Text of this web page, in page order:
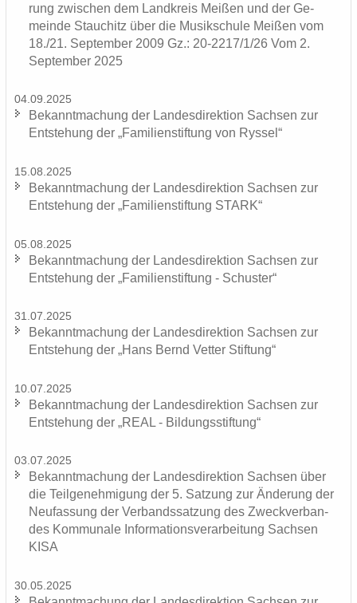
rung zwi­schen dem Land­kreis Mei­ßen und der Ge­
mein­de Stau­chitz über die Mu­sik­schu­le Mei­ßen vom
18./21. Sep­tem­ber 2009 Gz.: 20-2217/1/26 Vom 2.
Sep­tem­ber 2025
04.09.2025
Be­kannt­ma­chung der Lan­des­di­rek­ti­on Sach­sen zur
Ent­ste­hung der „Fa­mi­li­en­stif­tung von Rys­sel“
15.08.2025
Be­kannt­ma­chung der Lan­des­di­rek­ti­on Sach­sen zur
Ent­ste­hung der „Fa­mi­li­en­stif­tung STARK“
05.08.2025
Be­kannt­ma­chung der Lan­des­di­rek­ti­on Sach­sen zur
Ent­ste­hung der „Fa­mi­li­en­stif­tung - Schus­ter“
31.07.2025
Be­kannt­ma­chung der Lan­des­di­rek­ti­on Sach­sen zur
Ent­ste­hung der „Hans Bernd Vet­ter Stif­tung“
10.07.2025
Be­kannt­ma­chung der Lan­des­di­rek­ti­on Sach­sen zur
Ent­ste­hung der „REAL - Bil­dungs­stif­tung“
03.07.2025
Be­kannt­ma­chung der Lan­des­di­rek­ti­on Sach­sen über
die Teil­ge­neh­mi­gung der 5. Sat­zung zur Än­de­rung der
Neu­fas­sung der Ver­bands­sat­zung des Zweck­ver­ban­
des Kom­mu­na­le In­for­ma­ti­ons­ver­ar­bei­tung Sach­sen
KISA
30.05.2025